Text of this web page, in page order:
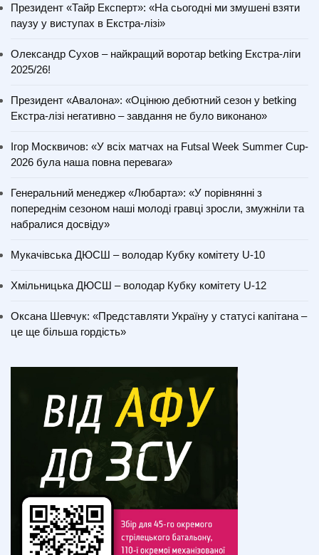
Президент «Тайр Експерт»: «На сьогодні ми змушені взяти
паузу у виступах в Екстра-лізі»
Олександр Сухов – найкращий воротар betking Екстра-ліги
2025/26!
Президент «Авалона»: «Оцінюю дебютний сезон у betking
Екстра-лізі негативно – завдання не було виконано»
Ігор Москвичов: «У всіх матчах на Futsal Week Summer Cup-
2026 була наша повна перевага»
Генеральний менеджер «Любарта»: «У порівнянні з
попереднім сезоном наші молоді гравці зросли, змужніли та
набралися досвіду»
Мукачівська ДЮСШ – володар Кубку комітету U-10
Хмільницька ДЮСШ – володар Кубку комітету U-12
Оксана Шевчук: «Представляти Україну у статусі капітана –
це ще більша гордість»